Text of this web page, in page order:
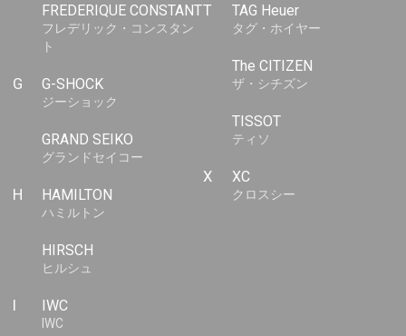
FREDERIQUE CONSTANT
フレデリック・コンスタン
ト
G G-SHOCK
ジーショック
GRAND SEIKO
グランドセイコー
H HAMILTON
ハミルトン
HIRSCH
ヒルシュ
IWC
IWC
T TAG Heuer
タグ・ホイヤー
The CITIZEN
ザ・シチズン
TISSOT
ティソ
X XC
クロスシー